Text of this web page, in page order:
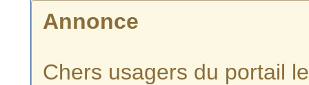
Annonce
Chers usagers du portail